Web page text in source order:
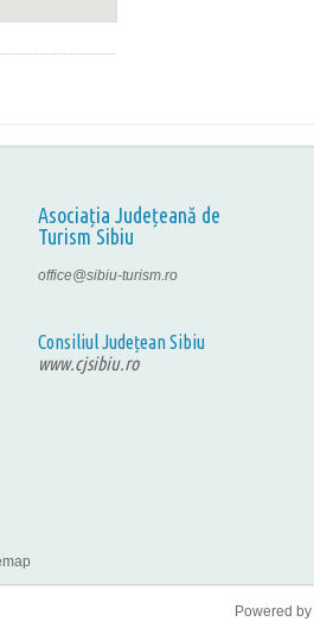
Asociația Județeană de
Turism Sibiu
office@sibiu-turism.ro
Consiliul Județean Sibiu
www.cjsibiu.ro
Powered by